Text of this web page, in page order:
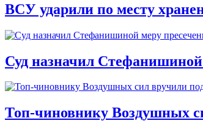
ВСУ ударили по месту
Суд назначил
Топ-чиновнику Воздушных